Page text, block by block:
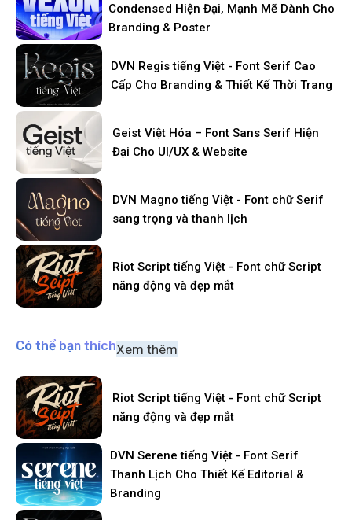
Condensed Hiện Đại, Mạnh Mẽ Dành Cho
Branding & Poster
DVN Regis tiếng Việt - Font Serif Cao
Cấp Cho Branding & Thiết Kế Thời Trang
Geist Việt Hóa – Font Sans Serif Hiện
Đại Cho UI/UX & Website
DVN Magno tiếng Việt - Font chữ Serif
sang trọng và thanh lịch
Riot Script tiếng Việt - Font chữ Script
năng động và đẹp mắt
Có thể bạn thíchXem thêm
Riot Script tiếng Việt - Font chữ Script
năng động và đẹp mắt
DVN Serene tiếng Việt - Font Serif
Thanh Lịch Cho Thiết Kế Editorial &
Branding